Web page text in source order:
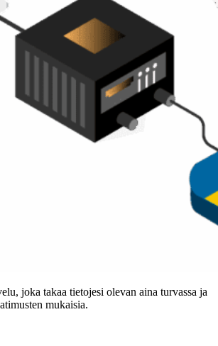
joka takaa tietojesi olevan aina turvassa ja
mukaisia.